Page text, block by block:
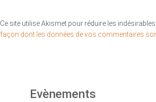
Ce site utilise Akismet pour réduire les indésirables.
façon dont les données de vos commentaires
Evènements